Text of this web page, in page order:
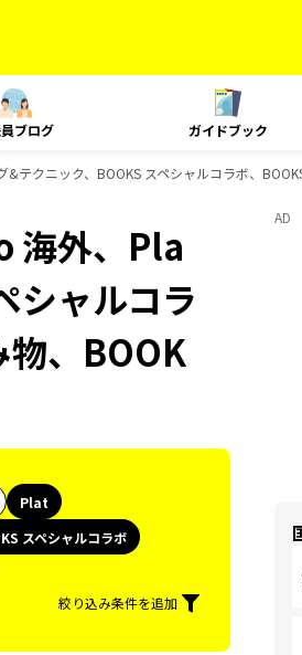
ブログ ガイドブック
クニック、BOOKS スペシャルコラボ、
海外、Pla
シャルコラ
物、BOOK
Plat
スペシャルコラボ
絞り込み条件を追加
AD